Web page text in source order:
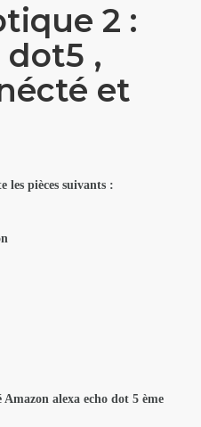
2 :
dot5 ,
et
les pièces suivants :
Amazon alexa echo dot 5 ème